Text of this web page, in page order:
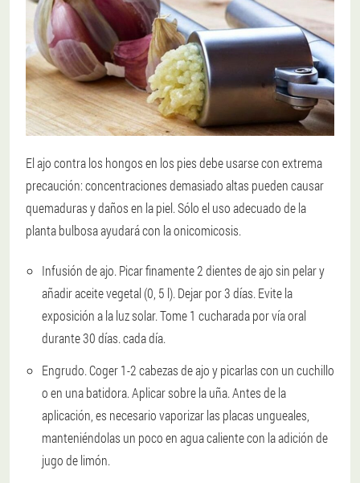
El ajo contra los hongos en los pies debe usarse con extrema
precaución: concentraciones demasiado altas pueden causar
quemaduras y daños en la piel. Sólo el uso adecuado de la
planta bulbosa ayudará con la onicomicosis.
Infusión de ajo. Picar finamente 2 dientes de ajo sin pelar y
añadir aceite vegetal (0, 5 l). Dejar por 3 días. Evite la
exposición a la luz solar. Tome 1 cucharada por vía oral
durante 30 días. cada día.
Engrudo. Coger 1-2 cabezas de ajo y picarlas con un cuchillo
o en una batidora. Aplicar sobre la uña. Antes de la
aplicación, es necesario vaporizar las placas ungueales,
manteniéndolas un poco en agua caliente con la adición de
jugo de limón.